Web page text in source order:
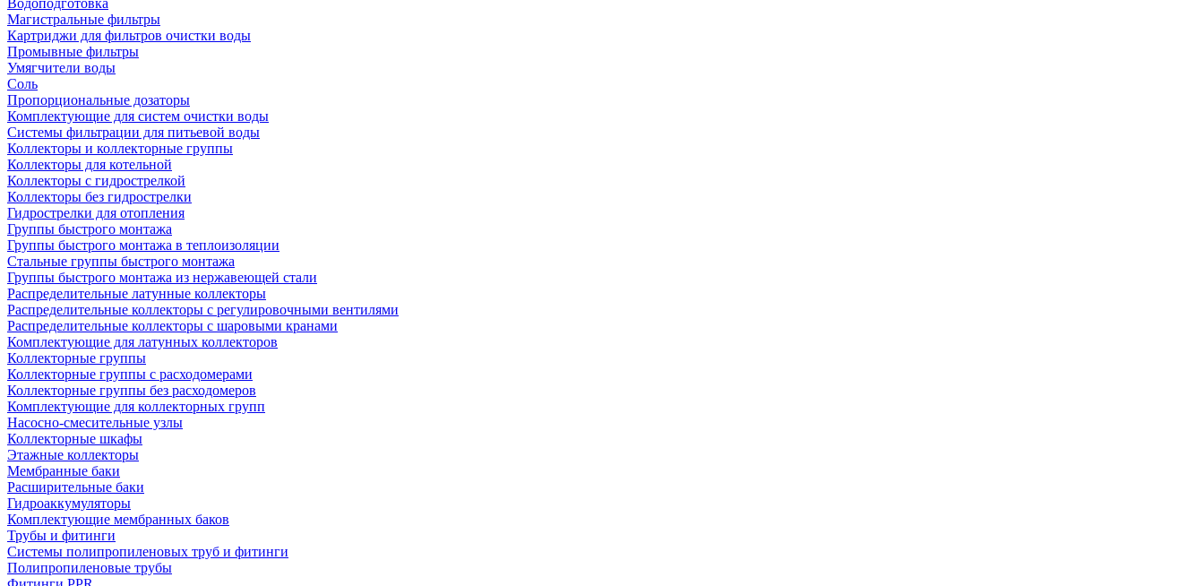
Водоподготовка
Магистральные фильтры
Картриджи для фильтров очистки воды
Промывные фильтры
Умягчители воды
Соль
Пропорциональные дозаторы
Комплектующие для систем очистки воды
Системы фильтрации для питьевой воды
Коллекторы и коллекторные группы
Коллекторы для котельной
Коллекторы с гидрострелкой
Коллекторы без гидрострелки
Гидрострелки для отопления
Группы быстрого монтажа
Группы быстрого монтажа в теплоизоляции
Стальные группы быстрого монтажа
Группы быстрого монтажа из нержавеющей стали
Распределительные латунные коллекторы
Распределительные коллекторы с регулировочными вентилями
Распределительные коллекторы с шаровыми кранами
Комплектующие для латунных коллекторов
Коллекторные группы
Коллекторные группы с расходомерами
Коллекторные группы без расходомеров
Комплектующие для коллекторных групп
Насосно-смесительные узлы
Коллекторные шкафы
Этажные коллекторы
Мембранные баки
Расширительные баки
Гидроаккумуляторы
Комплектующие мембранных баков
Трубы и фитинги
Системы полипропиленовых труб и фитинги
Полипропиленовые трубы